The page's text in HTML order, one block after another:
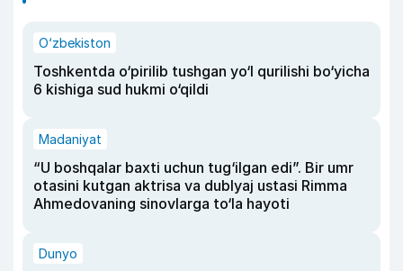
O‘zbekiston
Toshkentda o‘pirilib tushgan yo‘l qurilishi bo‘yicha
6 kishiga sud hukmi o‘qildi
Madaniyat
“U boshqalar baxti uchun tug‘ilgan edi”. Bir umr
otasini kutgan aktrisa va dublyaj ustasi Rimma
Ahmedovaning sinovlarga to‘la hayoti
Dunyo